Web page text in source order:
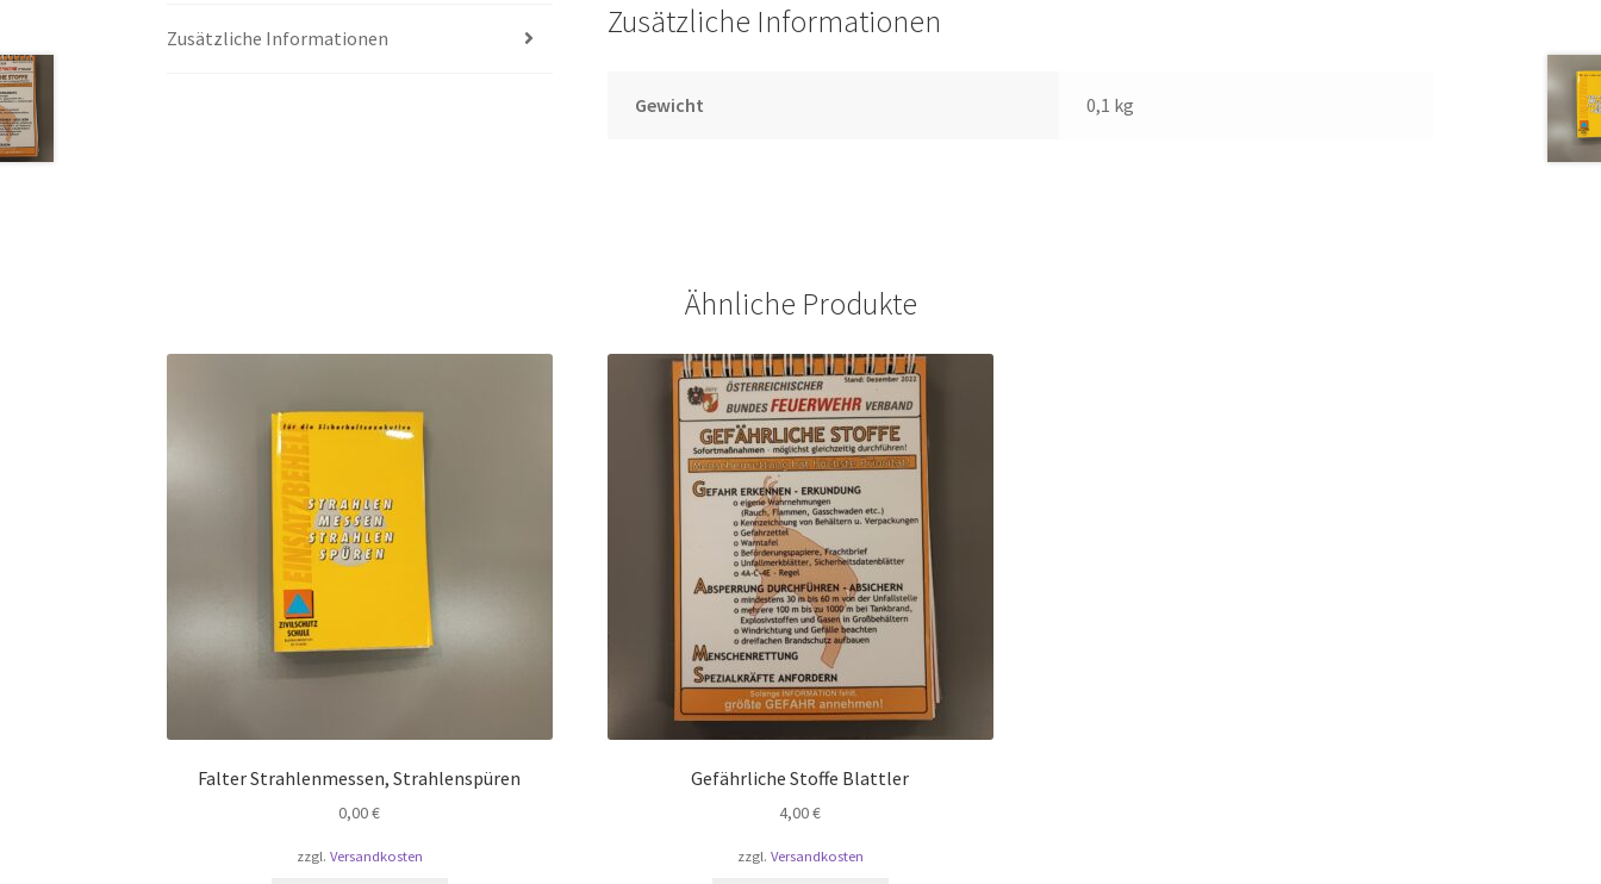
Zusätzliche Informationen Zusätzliche Informationen
Gewicht 0,1 kg
Ähnliche Produkte
Falter Strahlenmessen, Strahlenspüren
0,00€
zzgl. Versandkosten
Gefährliche Stoffe Blattler
4,00€
zzgl. Versandkosten